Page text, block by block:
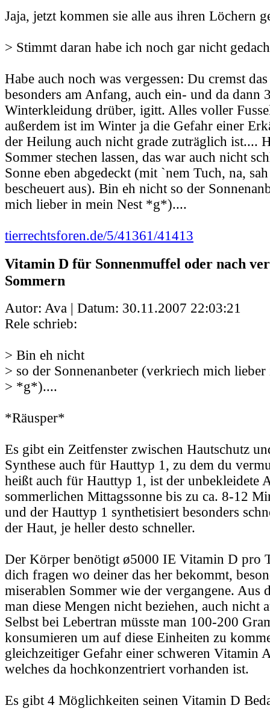
Jaja, jetzt kommen sie alle aus ihren Löchern
> Stimmt daran habe ich noch gar nicht
Habe auch noch was vergessen: Du cremst
besonders am Anfang, auch ein- und da dann
Winterkleidung drüber, igitt. Alles voller
außerdem ist im Winter ja die Gefahr einer
der Heilung auch nicht grade zuträglich ist....
Sommer stechen lassen, das war auch nicht
Sonne eben abgedeckt (mit `nem Tuch, na,
bescheuert aus). Bin eh nicht so der
mich lieber in mein Nest *g*)....
tierrechtsforen.de/5/41361/41413
Vitamin D für Sonnenmuffel oder nach
Sommern
Autor: Ava | Datum: 30.11.2007 22:03:21
Rele schrieb:
> Bin eh nicht
> so der Sonnenanbeter (verkriech mich
> *g*)....
*Räusper*
Es gibt ein Zeitfenster zwischen Hautschutz
Synthese auch für Hauttyp 1, zu dem du
heißt auch für Hauttyp 1, ist der unbekleidete
sommerlichen Mittagssonne bis zu ca. 8-12
und der Hauttyp 1 synthetisiert besonders
der Haut, je heller desto schneller.
Der Körper benötigt ø5000 IE Vitamin D pro
dich fragen wo deiner das her bekommt,
miserablen Sommer wie der vergangene. Aus
man diese Mengen nicht beziehen, auch nicht
Selbst bei Lebertran müsste man 100-200
konsumieren um auf diese Einheiten zu
gleichzeitiger Gefahr einer schweren Vitamin
welches da hochkonzentriert vorhanden ist.
Es gibt 4 Möglichkeiten seinen Vitamin D